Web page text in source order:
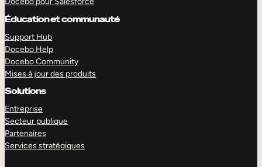
Éducation et communauté
Support Hub
Docebo Help
Docebo Community
Mises à jour des produits
Solutions
Entreprise
Secteur publique
Partenaires
Services stratégiques